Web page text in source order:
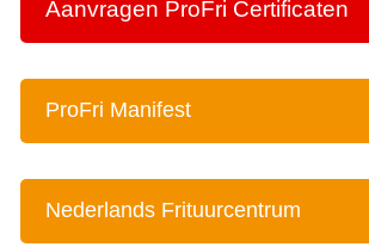
Aanvragen ProFri Certificaten
ProFri Manifest
Nederlands Frituurcentrum